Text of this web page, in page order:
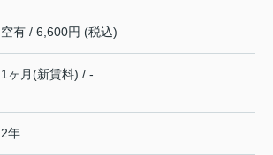
空有 / 6,600円 (税込)
1ヶ月(新賃料) / -
2年